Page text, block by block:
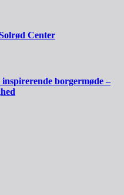
Center
borgermøde –